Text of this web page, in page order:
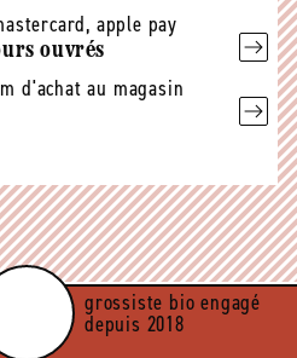
apple pay
ouvrés
d'achat au magasin
grossiste bio engagé
depuis 2018